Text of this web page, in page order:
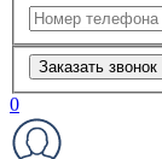
Заказать звонок
0